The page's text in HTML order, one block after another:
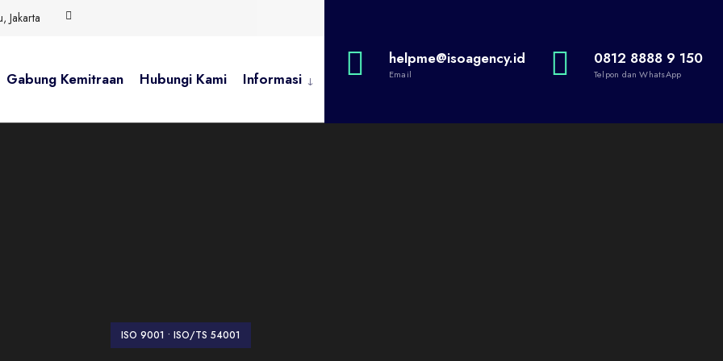
Jakarta
Gabung Kemitraan Hubungi Kami Informasi
0812 8888 9 150
Telpon dan WhatsApp
helpme@isoagency.id
Email
ISO 9001 • ISO/TS 54001